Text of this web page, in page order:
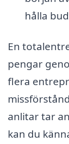
hålla
En
pengar
flera
anlitar tar
kan du